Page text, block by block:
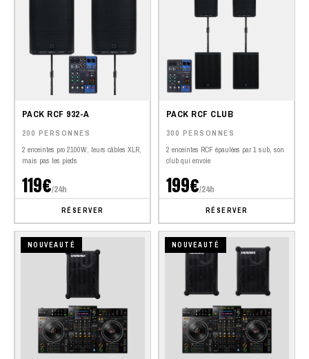
PACK RCF 932-A
200 PERSONNES
2 enceintes pro 2100W, leurs câbles XLR,
mais pas les pieds
119€/24h
RÉSERVER
PACK RCF CLUB
300 PERSONNES
2 enceintes RCF épaulées par 1 sub, son
club qui envoie
199€/24h
RÉSERVER
NOUVEAUTÉ NOUVEAUTÉ